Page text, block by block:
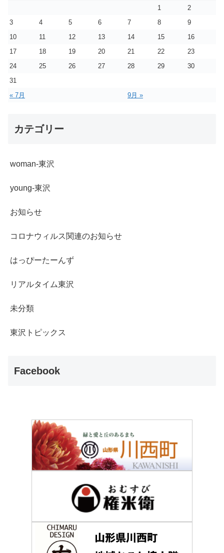
1
2
3
4 5 6 7 8
9
10
11 12 13 14 15
16
17
18 19 20 21 22
23
24
25 26 27 28 29
30
31
« 7月
9月 »
カテゴリー
woman-東沢
young-東沢
お知らせ
コロナウィルス関連のお知らせ
はっぴーたーんず
リアルタイム東沢
未分類
東沢トピックス
Facebook